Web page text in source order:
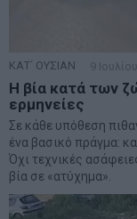
ΚΑΤ΄ ΟΥΣΙΑΝ 9
Η βία κατά των
ερμηνείες
Σε κάθε υπόθεση
ένα βασικό πράγμα:
Όχι τεχνικές
βία σε «ατύχημα».